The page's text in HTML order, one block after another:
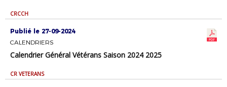
CRCCH
Publié le 27-09-2024
CALENDRIERS
Calendrier Général Vétérans Saison 2024 2025
CR VETERANS